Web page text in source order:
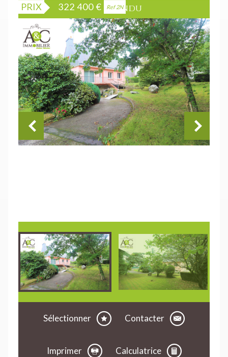
PRIX 322 400€ Ref 2N
Bien vendu
Sélectionner Contacter
Imprimer Calculatrice